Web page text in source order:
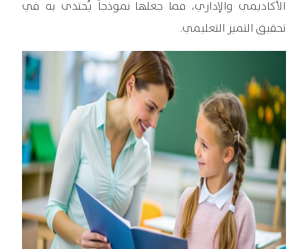
الأكاديمي والإداري، مما جعلها نموذجاً يُحتذى به في
تحقيق التميز التعليمي.